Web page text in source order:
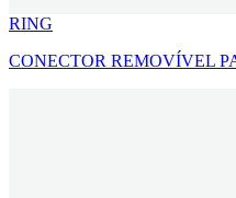
RING
CONECTOR REMOVÍVEL